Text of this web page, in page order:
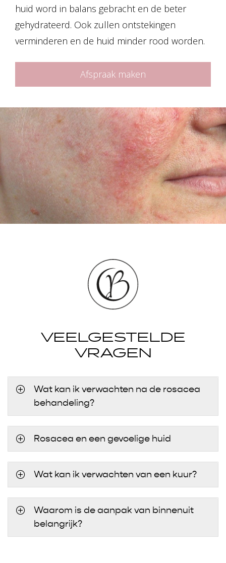
huid word in balans gebracht en de beter
gehydrateerd. Ook zullen ontstekingen
verminderen en de huid minder rood worden.
Afspraak maken
VEELGESTELDE
VRAGEN
Wat kan ik verwachten na de rosacea
behandeling?
Rosacea en een gevoelige huid
Wat kan ik verwachten van een kuur?
Waarom is de aanpak van binnenuit
belangrijk?